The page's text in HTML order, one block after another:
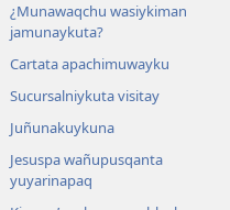
¿Munawaqchu wasiykiman
jamunaykuta?
Cartata apachimuwayku
Sucursalniykuta visitay
Juñunakuykuna
Jesuspa wañupusqanta
yuyarinapaq